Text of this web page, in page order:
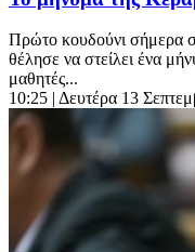
Πρώτο κουδούνι σήμερα
θέλησε να στείλει ένα
μαθητές...
10:25 | Δευτέρα 13